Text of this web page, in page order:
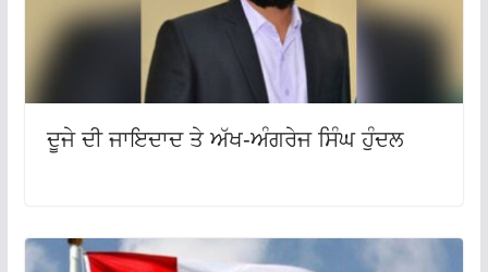
ਦੂਜੇ ਦੀ ਜਾਇਦਾਦ ਤੇ ਅੱਖ-ਅੰਗਰੇਜ ਸਿੰਘ ਹੁੰਦਲ